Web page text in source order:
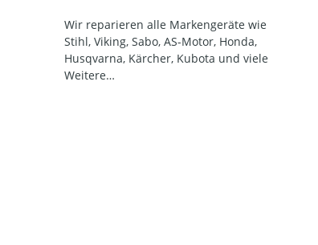
Wir reparieren alle Markengeräte wie
Stihl, Viking, Sabo, AS-Motor, Honda,
Husqvarna, Kärcher, Kubota und viele
Weitere…